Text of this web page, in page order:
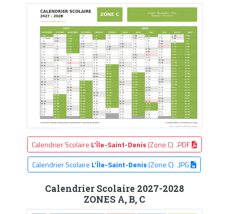
Calendrier Scolaire L'Île-Saint-Denis(Zone C) .PDF
Calendrier Scolaire L'Île-Saint-Denis(Zone C) .JPG
Calendrier Scolaire 2027-2028
ZONES A, B, C